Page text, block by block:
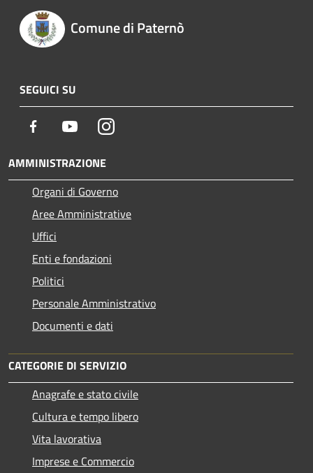
Comune di Paternò
SEGUICI SU
Facebook YoutubeInstagram
AMMINISTRAZIONE
Organi di Governo
Aree Amministrative
Uffici
Enti e fondazioni
Politici
Personale Amministrativo
Documenti e dati
CATEGORIE DI SERVIZIO
Anagrafe e stato civile
Cultura e tempo libero
Vita lavorativa
Imprese e Commercio